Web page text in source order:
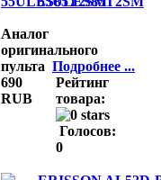
Аналог
оригинального
пульта Подробнее ...
690
RUB
Рейтинг
товара:
Голосов:
0